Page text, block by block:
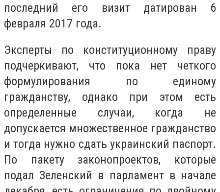
последний его визит датирован 6
февраля 2017 года.
Эксперты по конституционному праву
подчеркивают, что пока нет четкого
формулирования по единому
гражданству, однако при этом есть
определенные случаи, когда не
допускается множественное гражданство
и тогда нужно сдать украинский паспорт.
По пакету законопроектов, которые
подал Зеленский в парламент в начале